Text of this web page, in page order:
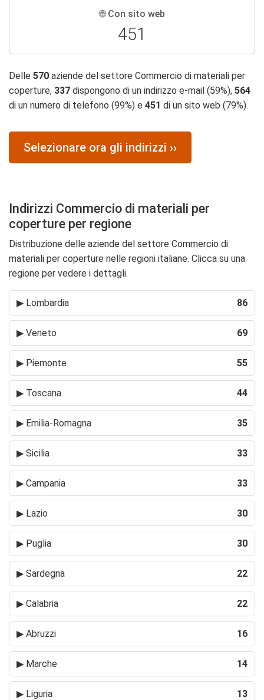
🌐 Con sito web
451
Delle 570 aziende del settore Commercio di materiali per
coperture, 337 dispongono di un indirizzo e-mail (59%), 564
di un numero di telefono (99%) e 451 di un sito web (79%).
Selezionare ora gli indirizzi ››
Indirizzi Commercio di materiali per
coperture per regione
Distribuzione delle aziende del settore Commercio di
materiali per coperture nelle regioni italiane. Clicca su una
regione per vedere i dettagli.
▶ Lombardia 86
▶ Veneto 69
▶ Piemonte 55
▶ Toscana 44
▶ Emilia-Romagna 35
▶ Sicilia 33
▶ Campania 33
▶ Lazio 30
▶ Puglia 30
▶ Sardegna 22
▶ Calabria 22
▶ Abruzzi 16
▶ Marche 14
▶ Liguria 13